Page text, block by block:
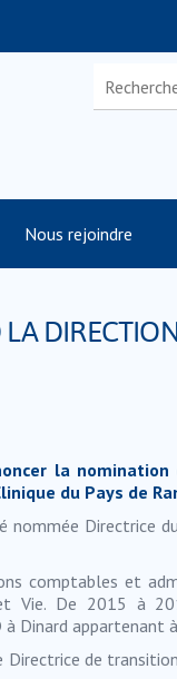
Nous rejoindre
la nomination
du Pays de
nommée Directrice
comptables et
Vie. De 2015 à
à Dinard appartenant
de